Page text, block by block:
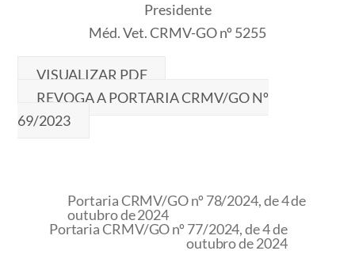
Presidente
Méd. Vet. CRMV-GO nº 5255
VISUALIZAR PDF
REVOGA A PORTARIA CRMV/GO Nº
69/2023
Portaria CRMV/GO nº 78/2024, de 4 de
outubro de 2024
Portaria CRMV/GO nº 77/2024, de 4 de
outubro de 2024